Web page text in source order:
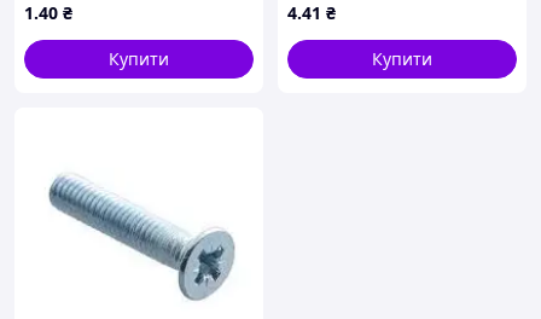
1.40 ₴
Купити
4.6, оцинкований
4.41 ₴
Купити